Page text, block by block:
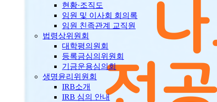
현황·조직도
임원 및 이사회 회의록
임원 친족관계 교직원
법령상위원회
대학평의원회
등록금심의위원회
기금운용심의회
생명윤리위원회
IRB소개
IRB 심의 안내